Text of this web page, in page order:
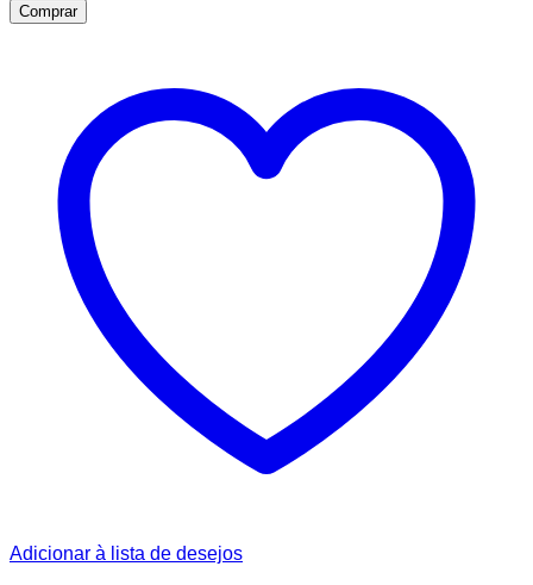
Comprar
Adicionar à lista de desejos